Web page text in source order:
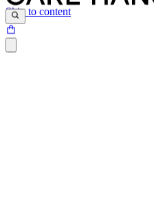
Skip to content